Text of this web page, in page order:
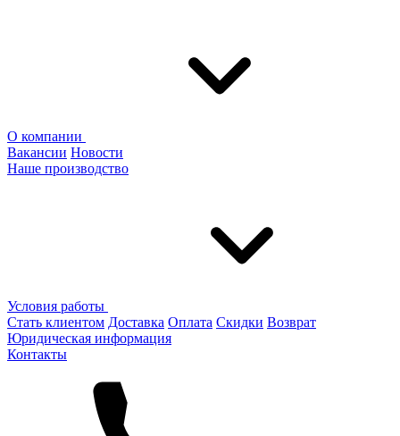
О компании
Вакансии Новости
Наше производство
Условия работы
Стать клиентом Доставка Оплата Скидки Возврат
Юридическая информация
Контакты